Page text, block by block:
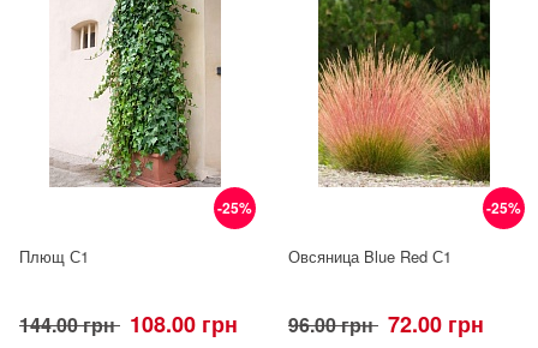
-25%
Плющ С1
144.00 грн 108.00 грн
-25%
Овсяница Blue Red С1
96.00 грн 72.00 грн